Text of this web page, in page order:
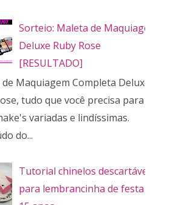
Sorteio: Maleta de Maquiagem
Deluxe Ruby Rose
[RESULTADO]
Maquiagem Completa Deluxe
tudo que você precisa para
variadas e lindíssimas.
do...
Tutorial chinelos descartáveis
para lembrancinha de festa de